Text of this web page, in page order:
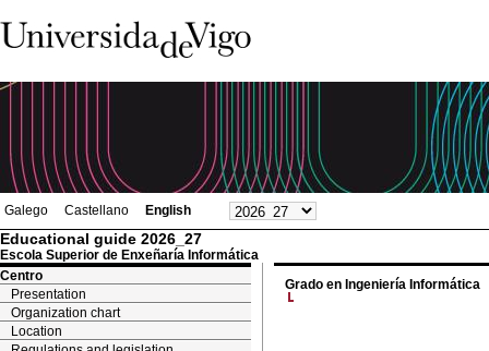
Galego Castellano English
Educational guide 2026_27
Escola Superior de Enxeñaría Informática
Centro
Presentation
Organization chart
Location
Grado en Ingeniería Informática